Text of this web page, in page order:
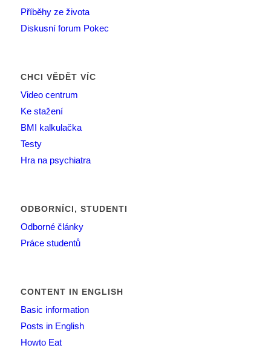
Příběhy ze života
Diskusní forum Pokec
CHCI VĚDĚT VÍC
Video centrum
Ke stažení
BMI kalkulačka
Testy
Hra na psychiatra
ODBORNÍCI, STUDENTI
Odborné články
Práce studentů
CONTENT IN ENGLISH
Basic information
Posts in English
Howto Eat